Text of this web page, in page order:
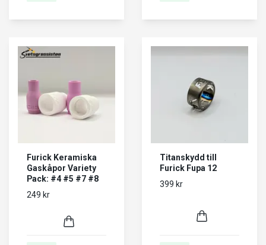
Furick Keramiska
Gaskåpor Variety
Pack: #4 #5 #7 #8
249 kr
Titanskydd till
Furick Fupa 12
399 kr